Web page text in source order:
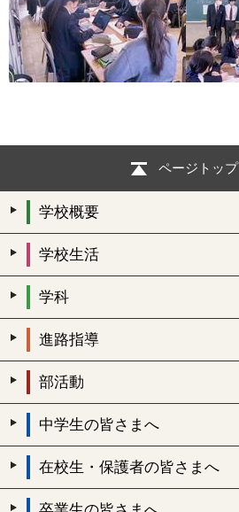
ページトップ
学校概要
学校生活
学科
進路指導
部活動
中学生の皆さまへ
在校生・保護者の皆さまへ